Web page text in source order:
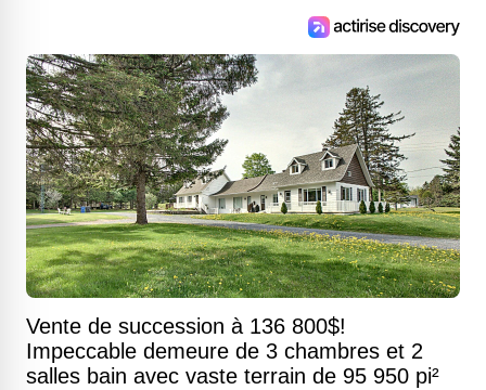
Vente de succession à 136 800$!
Impeccable demeure de 3 chambres et 2
salles bain avec vaste terrain de 95 950 pi²